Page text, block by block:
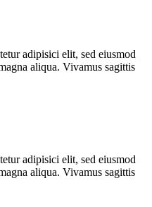
adipisici elit, sed eiusmod
aliqua. Vivamus sagittis
adipisici elit, sed eiusmod
aliqua. Vivamus sagittis